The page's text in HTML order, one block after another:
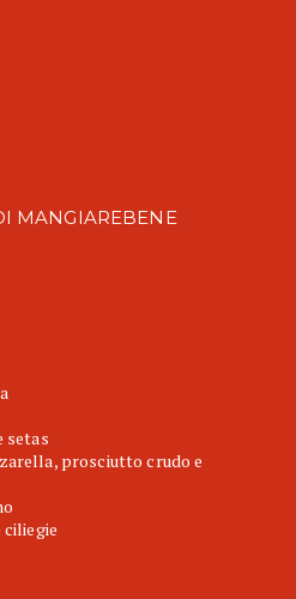
MANGIAREBENE
setas
prosciutto crudo e